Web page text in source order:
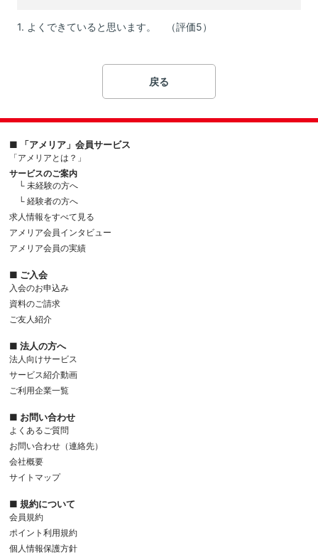
1. よくできていると思います。 （評価5）
戻る
■ 「アメリア」会員サービス
「アメリアとは？」
サービスのご案内
└ 未経験の方へ
└ 経験者の方へ
求人情報をすべて見る
アメリア会員インタビュー
アメリア会員の実績
■ ご入会
入会のお申込み
資料のご請求
ご友人紹介
■ 法人の方へ
法人向けサービス
サービス紹介動画
ご利用企業一覧
■ お問い合わせ
よくあるご質問
お問い合わせ（連絡先）
会社概要
サイトマップ
■ 規約について
会員規約
ポイント利用規約
個人情報保護方針